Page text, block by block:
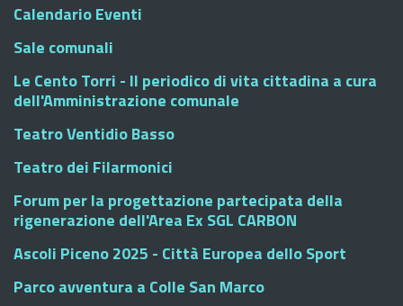
Calendario Eventi
Sale comunali
Le Cento Torri - Il periodico di vita cittadina a cura
dell'Amministrazione comunale
Teatro Ventidio Basso
Teatro dei Filarmonici
Forum per la progettazione partecipata della
rigenerazione dell'Area Ex SGL CARBON
Ascoli Piceno 2025 - Città Europea dello Sport
Parco avventura a Colle San Marco